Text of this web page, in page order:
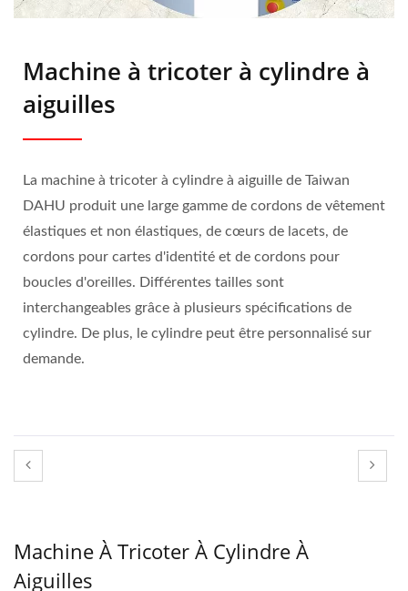
Machine à tricoter à cylindre à
aiguilles
La machine à tricoter à cylindre à aiguille de Taiwan
DAHU produit une large gamme de cordons de vêtement
élastiques et non élastiques, de cœurs de lacets, de
cordons pour cartes d'identité et de cordons pour
boucles d'oreilles. Différentes tailles sont
interchangeables grâce à plusieurs spécifications de
cylindre. De plus, le cylindre peut être personnalisé sur
demande.
Machine À Tricoter À Cylindre À
Aiguilles